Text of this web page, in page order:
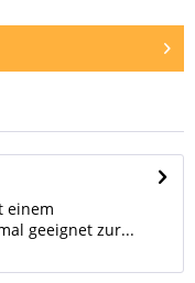
einem
geeignet zur...